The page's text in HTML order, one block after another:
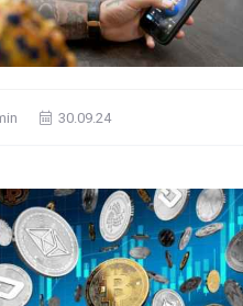
30.09.24